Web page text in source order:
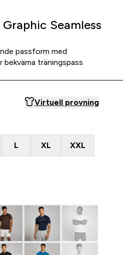
Seamless
passform med
träningspass
Virtuell provning
L XL XXL